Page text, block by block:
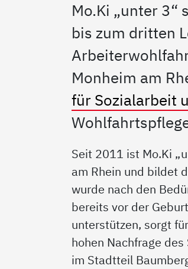
Mo.Ki „unter
bis zum dritten
Monheim am
für Sozialarbeit
Seit 2011 ist Mo.Ki
am Rhein und bildet
wurde nach den
bereits vor der
unterstützen, sorgt
hohen Nachfrage
im Stadtteil